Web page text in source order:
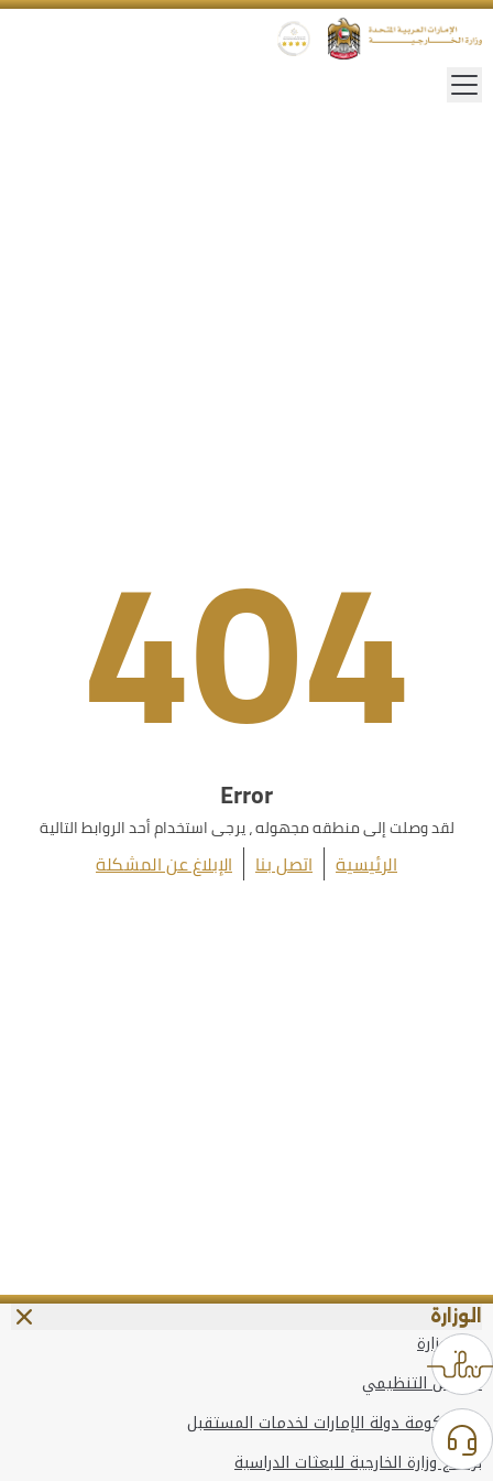
404
Error
لقد وصلت إلى منطقه مجهوله ، يرجى استخدام أحد الروابط التالية
الرئيسية اتصل بنا الإبلاغ عن المشكلة
الوزارة
عن الوزارة
الهيكل التنظيمي
وعد حكومة دولة الإمارات لخدمات المستقبل
برنامج وزارة الخارجية للبعثات الدراسية